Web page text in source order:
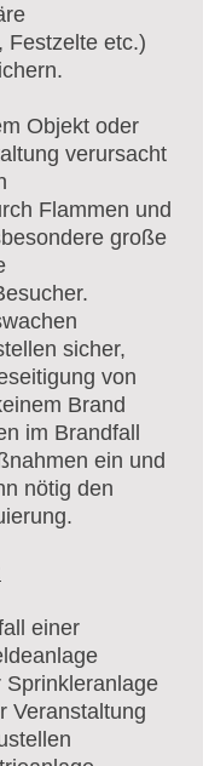
Festzelte etc.)
Objekt oder
verursacht
Flammen und
große
sicher,
von
Brand
im Brandfall
ein und
nötig den
einer
Sprinkleranlage
Veranstaltung